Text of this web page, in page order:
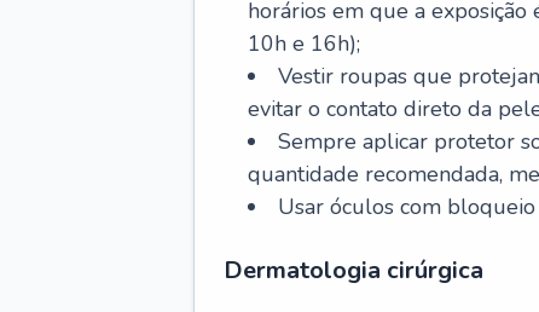
horários em que a
10h e 16h);
Vestir roupas que
evitar o contato direto da
Sempre aplicar protetor
quantidade recomendada,
Usar óculos com bloqueio
Dermatologia cirúrgica